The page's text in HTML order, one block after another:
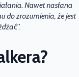
Nawet nasłana
do zrozumienia, że jest
ć”.